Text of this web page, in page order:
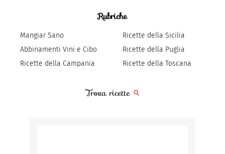
Rubriche
Mangiar Sano
Abbinamenti Vini e Cibo
Ricette della Campania
Ricette della Sicilia
Ricette della Puglia
Ricette della Toscana
Trova ricette